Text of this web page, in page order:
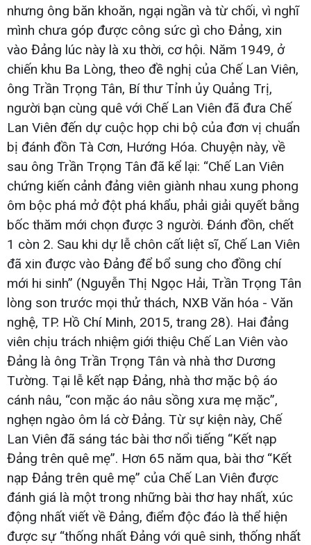
nhưng ông băn khoăn, ngại ngần và từ chối, vì nghĩ
mình chưa góp được công sức gì cho Đảng, xin
vào Đảng lúc này là xu thời, cơ hội. Năm 1949, ở
chiến khu Ba Lòng, theo đề nghị của Chế Lan Viên,
ông Trần Trọng Tân, Bí thư Tỉnh ủy Quảng Trị,
người bạn cùng quê với Chế Lan Viên đã đưa Chế
Lan Viên đến dự cuộc họp chi bộ của đơn vị chuẩn
bị đánh đồn Tà Cơn, Hướng Hóa. Chuyện này, về
sau ông Trần Trọng Tân đã kể lại: “Chế Lan Viên
chứng kiến cảnh đảng viên giành nhau xung phong
ôm bộc phá mở đột phá khẩu, phải giải quyết bằng
bốc thăm mới chọn được 3 người. Đánh đồn, chết
1 còn 2. Sau khi dự lễ chôn cất liệt sĩ, Chế Lan Viên
đã xin được vào Đảng để bổ sung cho đồng chí
mới hi sinh” (Nguyễn Thị Ngọc Hải, Trần Trọng Tân
lòng son trước mọi thử thách, NXB Văn hóa - Văn
nghệ, TP. Hồ Chí Minh, 2015, trang 28). Hai đảng
viên chịu trách nhiệm giới thiệu Chế Lan Viên vào
Đảng là ông Trần Trọng Tân và nhà thơ Dương
Tường. Tại lễ kết nạp Đảng, nhà thơ mặc bộ áo
cánh nâu, “con mặc áo nâu sồng xưa mẹ mặc”,
nghẹn ngào ôm lá cờ Đảng. Từ sự kiện này, Chế
Lan Viên đã sáng tác bài thơ nổi tiếng “Kết nạp
Đảng trên quê mẹ”. Hơn 65 năm qua, bài thơ “Kết
nạp Đảng trên quê mẹ” của Chế Lan Viên được
đánh giá là một trong những bài thơ hay nhất, xúc
động nhất viết về Đảng, điểm độc đáo là thể hiện
được sự “thống nhất Đảng với quê sinh, thống nhất